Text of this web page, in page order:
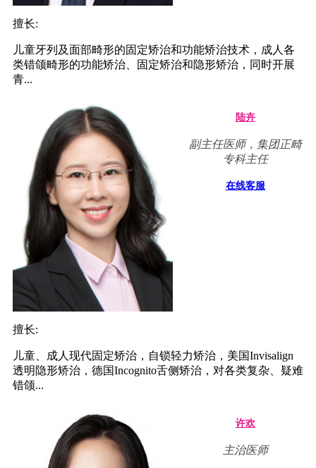
擅长:
儿童牙列及面部畸形的固定矫治和功能矫治技术，成人各
类错颌畸形的功能矫治、固定矫治和隐形矫治，同时开展
青...
陆卉
副主任医师，集团正畸
专科主任
在线客服
擅长:
儿童、成人现代固定矫治，自锁轻力矫治，美国Invisalign
透明隐形矫治，德国Incognito舌侧矫治，对各类复杂、疑难
错颌...
许欢
主治医师